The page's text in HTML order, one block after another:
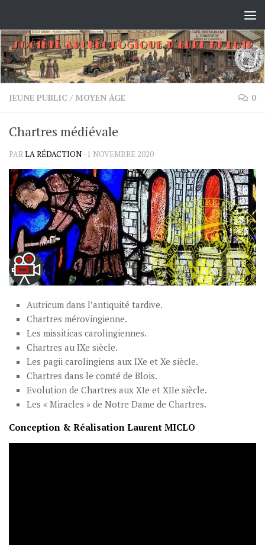
JEUNE PUBLIC / MOYEN ÂGE 0
Chartres médiévale
PARLA RÉDACTION · 1 NOVEMBRE 2020
Autricum dans l’antiquité tardive.
Chartres mérovingienne.
Les missiticas carolingiennes.
Chartres au IXe siècle.
Les pagii carolingiens aux IXe et Xe siècle.
Chartres dans le comté de Blois.
Evolution de Chartres aux XIe et XIIe siècle.
Les « Miracles » de Notre Dame de Chartres.
Conception & Réalisation Laurent MICLO